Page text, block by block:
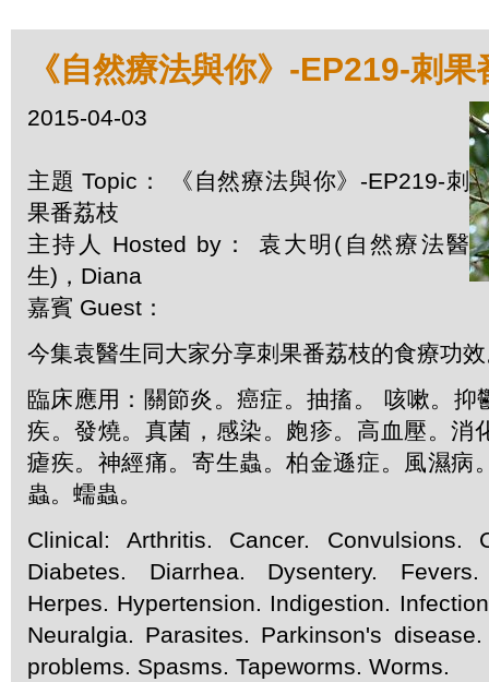
《自然療法與你》-EP219-刺果
2015-04-03
主題 Topic： 《自然療法與你》-EP219-刺
果番荔枝
主持人 Hosted by： 袁大明(自然療法醫
生)，Diana
嘉賓 Guest：
今集袁醫生同大家分享刺果番荔枝的食療功
臨床應用：關節炎。癌症。抽搐。 咳嗽。抑
疾。發燒。真菌，感染。皰疹。高血壓。消
瘧疾。神經痛。寄生蟲。柏金遜症。風濕病
蟲。蠕蟲。
Clinical: Arthritis. Cancer. Convulsions.
Diabetes. Diarrhea. Dysentery.
Herpes. Hypertension. Indigestion.
Neuralgia. Parasites. Parkinson's
problems. Spasms. Tapeworms. Worms.